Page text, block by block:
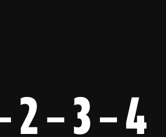
2 – 3 – 4